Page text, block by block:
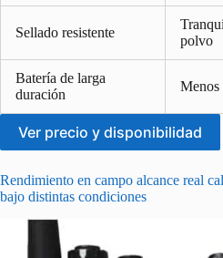
Sellado resistente
polvo
Batería de larga
duración
Menos
Ver precio y disponibilidad
Rendimiento en campo alcance real
bajo distintas condiciones